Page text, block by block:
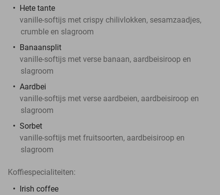
Hete tante
vanille-softijs met crispy chilivlokken, sesamzaadjes,
crumble en slagroom
Banaansplit
vanille-softijs met verse banaan, aardbeisiroop en
slagroom
Aardbei
vanille-softijs met verse aardbeien, aardbeisiroop en
slagroom
Sorbet
vanille-softijs met fruitsoorten, aardbeisiroop en
slagroom
Koffiespecialiteiten:
Irish coffee